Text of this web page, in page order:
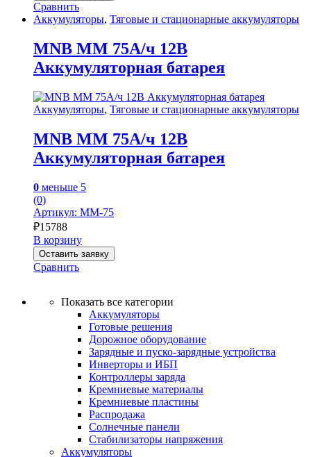
Сравнить
Аккумуляторы, Тяговые и стационарные аккумуляторы
MNB MM 75А/ч 12В
Аккумуляторная батарея
Аккумуляторы, Тяговые и стационарные аккумуляторы
MNB MM 75А/ч 12В
Аккумуляторная батарея
0 меньше 5
(0)
Артикул: MM-75
₽15788
В корзину
Оставить заявку
Сравнить
Показать все категории
Аккумуляторы
Готовые решения
Дорожное оборудование
Зарядные и пуско-зарядные устройства
Инверторы и ИБП
Контроллеры заряда
Кремниевые материалы
Кремниевые пластины
Распродажа
Солнечные панели
Стабилизаторы напряжения
Аккумуляторы